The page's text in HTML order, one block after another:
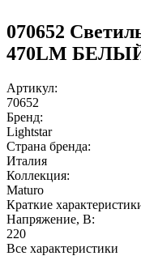
070652
470LM БЕЛЫЙ
Артикул:
70652
Бренд:
Lightstar
Страна бренда:
Италия
Коллекция:
Maturo
Краткие
Напряжение, В:
220
Все характеристики